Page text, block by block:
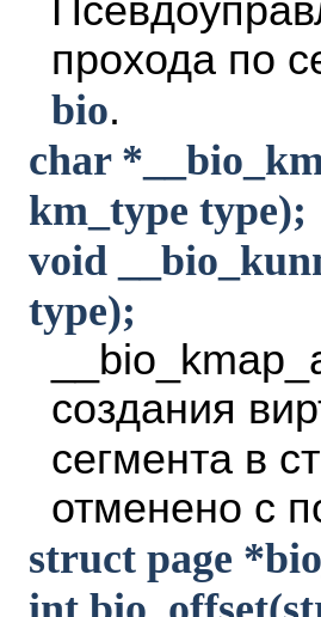
прохода по
bio.
char
km_type type);
void
type);
создания
сегмента в
отменено с
struct page